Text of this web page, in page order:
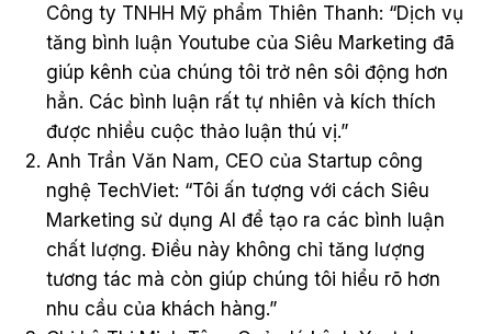
Công ty TNHH Mỹ phẩm Thiên Thanh: “Dịch vụ
tăng bình luận Youtube của Siêu Marketing đã
giúp kênh của chúng tôi trở nên sôi động hơn
hẳn. Các bình luận rất tự nhiên và kích thích
được nhiều cuộc thảo luận thú vị.”
Anh Trần Văn Nam, CEO của Startup công
nghệ TechViet: “Tôi ấn tượng với cách Siêu
Marketing sử dụng AI để tạo ra các bình luận
chất lượng. Điều này không chỉ tăng lượng
tương tác mà còn giúp chúng tôi hiểu rõ hơn
nhu cầu của khách hàng.”